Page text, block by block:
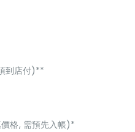
到店付)**
格, 需預先入帳)*